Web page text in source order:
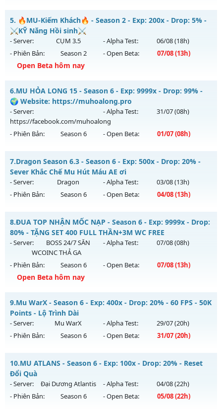
Thể loại: Mu Nguyên bản Webzen
Antihack: Yes
Siêu phẩm SS6 2026 - Free set tân thủ, Đồ họa 60 fps
Mu mới ra tháng 08 2026 - Mở máy chủ
ngày 03/08/2626
Exp: 9999x - Drop: 90%
Kiểu reset: Reset In Game
Thể loại: Mu Bán Đồ Full Trong Shop
Antihack: Anti Phoenix
5. 🔥MU-Kiếm Khách🔥 - Season 2 - Exp: 200x - Drop: 5% -
⚔️KỸ Năng Hồi sinh⚔️
- Server: CỤM 3.5 - Alpha Test: 06/08(18h)
- Phiên Bản:
Season 2 - Open Beta: 07/08(13h)
Open Beta hôm nay
🔥MU-Kiếm Khách🔥 - ⚔️KỸ Năng Hồi sinh⚔️
Mu mới ra tháng 08 2026 - Mở máy chủ
ngày 07/08/2626
Exp: 200x - Drop: 5%
Antihack: Sharkguard
6.MU HỎA LONG 15 - Season 6 - Exp: 9999x - Drop: 99% -
🌍 Website: https://muhoalong.pro
- Server:
https://facebook.com/muhoalong
- Alpha Test: 31/07(08h)
- Phiên Bản: Season 6 - Open Beta: 01/07(08h)
Mu mới ra tháng 07 2026 - Mở máy chủ
https://facebook.com/muhoalongvào 08h ngày
01/07/2626
Kiểu reset: Non Reset
Thể loại: Mu Nguyên bản Webzen
Antihack: Xshiel
7.Dragon Season 6.3 - Season 6 - Exp: 500x - Drop: 20% -
Sever Khắc Chế Mu Hút Máu AE ơi
- Server: Dragon - Alpha Test: 03/08(13h)
- Phiên Bản:
Season 6 - Open Beta: 04/08(13h)
Dragon Season 6.3 - Sever Khắc Chế Mu Hút Máu AE ơi
Mu mới ra tháng 08 2026 - Mở máy chủDragon
ngày 04/08/2626
Exp: 500x - Drop: 20%
Kiểu reset: Reset In Game
Antihack: Antihack
8.ĐUA TOP NHẬN MỐC NẠP - Season 6 - Exp: 9999x - Drop:
80% - TẶNG SET 400 FULL THẦN+3M WC FREE
- Server:
BOSS 24/7 SĂN
WCOINC THẢ GA
- Alpha Test: 07/08(08h)
- Phiên Bản: Season 6 - Open Beta: 07/08(13h)
Open Beta hôm nay
WC FREE
Mu mới ra tháng 08 2026 - Mở máy chủ
BOSS 24/7 SĂN
WCOINC THẢ GAvào 13h ngày 07/08/2626
Kiểu reset: Reset In Game
Thể loại: Mu Nguyên bản Webzen
Antihack: KHÔNG THỂ HACK
9.Mu WarX - Season 6 - Exp: 400x - Drop: 20% - 60 FPS - 50K
Points - Lộ Trình Dài
- Server: Mu WarX - Alpha Test: 29/07(20h)
- Phiên Bản:
Season 6 - Open Beta: 31/07(20h)
Mu mới ra tháng 07 2026 - Mở máy chủ
ngày 31/07/2626
Exp: 400x - Drop: 20%
10.MU ATLANS - Season 6 - Exp: 100x - Drop: 20% - Reset
Đổi Quà
- Server: Đại Dương Atlantis - Alpha Test: 04/08(22h)
- Phiên Bản:
Season 6 - Open Beta: 05/08(22h)